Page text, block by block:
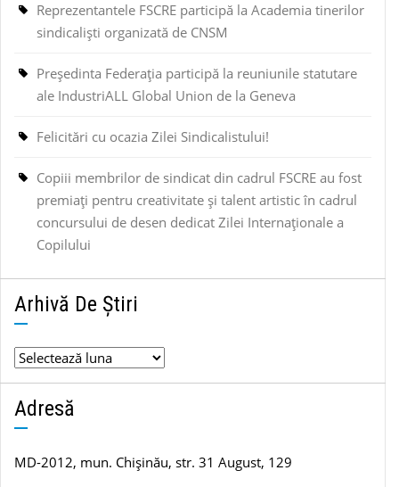
Reprezentantele FSCRE participă la Academia tinerilor
sindicaliști organizată de CNSM
Președinta Federația participă la reuniunile statutare
ale IndustriALL Global Union de la Geneva
Felicitări cu ocazia Zilei Sindicalistului!
Copiii membrilor de sindicat din cadrul FSCRE au fost
premiați pentru creativitate și talent artistic în cadrul
concursului de desen dedicat Zilei Internaționale a
Copilului
Arhivă De Știri
Arhivă
de
știri
Adresă
MD-2012, mun. Chișinău, str. 31 August, 129